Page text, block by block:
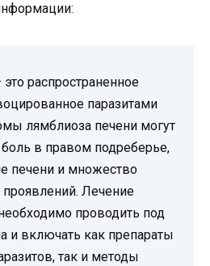
распространенное
паразитами
лямблиоза печени могут
в правом подреберье,
печени и множество
Лечение
проводить под
и включать как препараты
так и методы